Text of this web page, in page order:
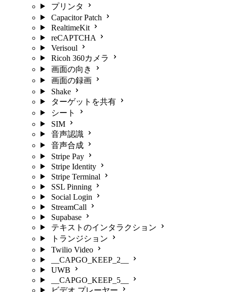
プリンタ
Capacitor Patch
RealtimeKit
reCAPTCHA
Verisoul
Ricoh 360カメラ
画面の向き
画面の録画
Shake
ターゲットを共有
シート
SIM
音声認識
音声合成
Stripe Pay
Stripe Identity
Stripe Terminal
SSL Pinning
Social Login
StreamCall
Supabase
テキストのインタラクション
トランジション
Twilio Video
__CAPGO_KEEP_2__
UWB
__CAPGO_KEEP_5__
ビデオ プレーヤー